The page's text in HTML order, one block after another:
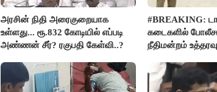
அரசின் நிதி அரைகுறையாக
உள்ளது... ரூ.832 கோடியில் எப்படி
அண்ணன் சீர்? ரகுபதி கேள்வி..?
#BREAKING:
கடைகளில்
நீதிமன்றம்